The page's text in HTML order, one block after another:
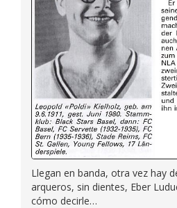
Llegan en banda, otra vez hay
arqueros, sin dientes, Eber
cómo decirle…